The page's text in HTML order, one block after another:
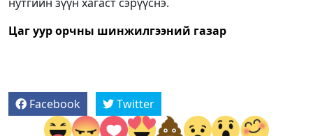
Цаг уур орчны шинжилгээний газар
Facebook Twitter